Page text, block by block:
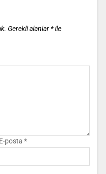
Gerekli alanlar *ile
E-posta *